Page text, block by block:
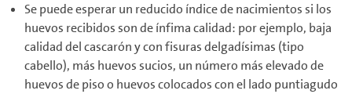
Se puede esperar un reducido índice de nacimientos si los
huevos recibidos son de ínfima calidad: por ejemplo, baja
calidad del cascarón y con fisuras delgadísimas (tipo
cabello), más huevos sucios, un número más elevado de
huevos de piso o huevos colocados con el lado puntiagudo